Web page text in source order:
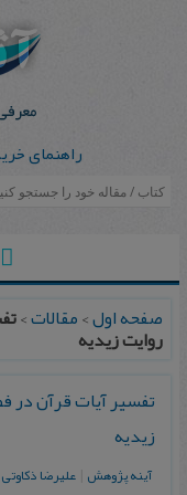
راهنمای
صفحه اول>مقالات>
روايت زيديه
تفسير آيات قرآن در
زيديه
آينه پژوهش |عليرضا ذکاوتی